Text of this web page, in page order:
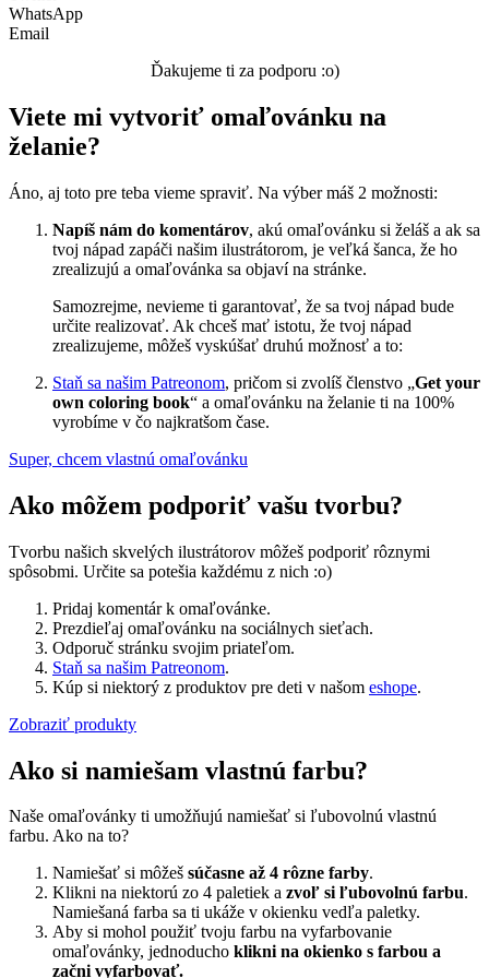
Ovocie a zelenina
Rozprávky a rozprávkové postavy
Valentín / láska
Vesmír
Zima a Vianoce
Zvieratá a príroda
Nezaradené
WhatsApp
Email
Ďakujeme ti za podporu :o)
Viete mi vytvoriť omaľovánku na
želanie?
Áno, aj toto pre teba vieme spraviť. Na výber máš 2 možnosti:
Napíš nám do komentárov, akú omaľovánku si želáš a ak sa
tvoj nápad zapáči našim ilustrátorom, je veľká šanca, že ho
zrealizujú a omaľovánka sa objaví na stránke.
Samozrejme, nevieme ti garantovať, že sa tvoj nápad bude
určite realizovať. Ak chceš mať istotu, že tvoj nápad
zrealizujeme, môžeš vyskúšať druhú možnosť a to:
Staň sa našim Patreonom, pričom si zvolíš členstvo „Get your
own coloring book“ a omaľovánku na želanie ti na 100%
vyrobíme v čo najkratšom čase.
Super, chcem vlastnú omaľovánku
Ako môžem podporiť vašu tvorbu?
Tvorbu našich skvelých ilustrátorov môžeš podporiť rôznymi
spôsobmi. Určite sa potešia každému z nich :o)
Pridaj komentár k omaľovánke.
Prezdieľaj omaľovánku na sociálnych sieťach.
Odporuč stránku svojim priateľom.
Staň sa našim Patreonom.
Kúp si niektorý z produktov pre deti v našom eshope.
Zobraziť produkty
Ako si namiešam vlastnú farbu?
Naše omaľovánky ti umožňujú namiešať si ľubovolnú vlastnú
farbu. Ako na to?
Namiešať si môžeš súčasne až 4 rôzne farby.
Klikni na niektorú zo 4 paletiek a zvoľ si ľubovolnú farbu.
Namiešaná farba sa ti ukáže v okienku vedľa paletky.
Aby si mohol použiť tvoju farbu na vyfarbovanie
omaľovánky, jednoducho klikni na okienko s farbou a
začni vyfarbovať.